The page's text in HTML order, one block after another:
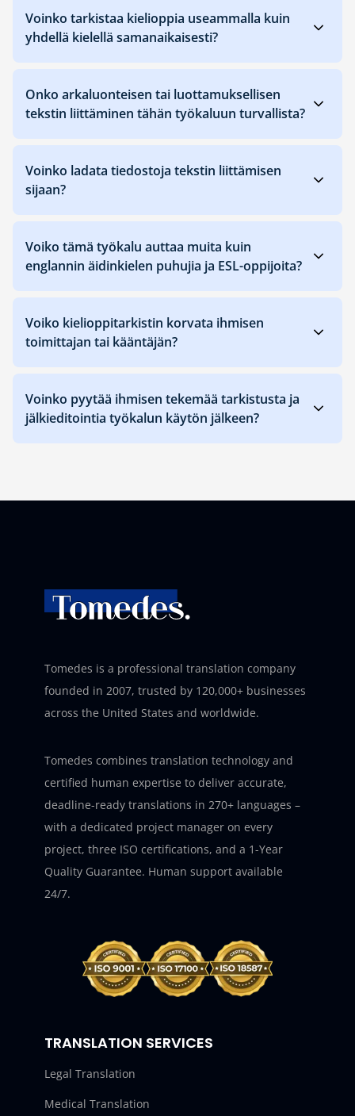
Voinko tarkistaa kielioppia useammalla kuin
yhdellä kielellä samanaikaisesti?
Onko arkaluonteisen tai luottamuksellisen
tekstin liittäminen tähän työkaluun turvallista?
Voinko ladata tiedostoja tekstin liittämisen
sijaan?
Voiko tämä työkalu auttaa muita kuin
englannin äidinkielen puhujia ja ESL-oppijoita?
Voiko kielioppitarkistin korvata ihmisen
toimittajan tai kääntäjän?
Voinko pyytää ihmisen tekemää tarkistusta ja
jälkieditointia työkalun käytön jälkeen?
Tomedes is a professional translation company
founded in 2007, trusted by 120,000+ businesses
across the United States and worldwide.
Tomedes combines translation technology and
certified human expertise to deliver accurate,
deadline-ready translations in 270+ languages –
with a dedicated project manager on every
project, three ISO certifications, and a 1-Year
Quality Guarantee. Human support available
24/7.
TRANSLATION SERVICES
Legal Translation
Medical Translation